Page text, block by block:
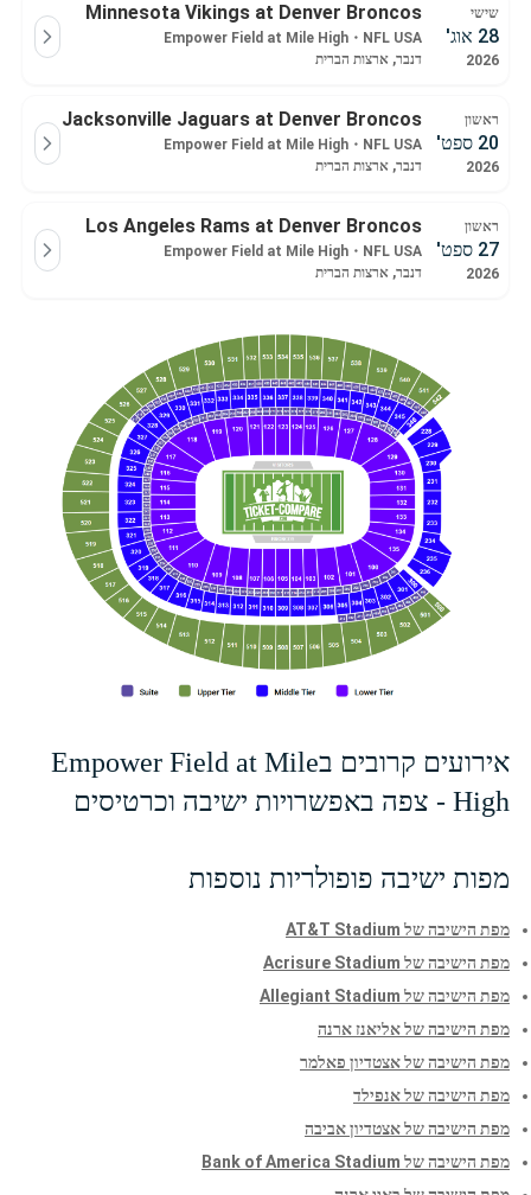
שישי
28 אוג'
2026
Minnesota Vikings at Denver Broncos
NFL USA
・
Empower Field at Mile High
דנבר, ארצות הברית
ראשון
20 ספט'
2026
Jacksonville Jaguars at Denver Broncos
NFL USA
・
Empower Field at Mile High
דנבר, ארצות הברית
ראשון
27 ספט'
2026
Los Angeles Rams at Denver Broncos
NFL USA
・
Empower Field at Mile High
דנבר, ארצות הברית
אירועים קרובים בEmpower Field at Mile
High - צפה באפשרויות ישיבה וכרטיסים
מפות ישיבה פופולריות נוספות
מפת הישיבה של AT&T Stadium
מפת הישיבה של Acrisure Stadium
מפת הישיבה של Allegiant Stadium
מפת הישיבה של אליאנז ארנה
מפת הישיבה של אצטדיון פאלמר
מפת הישיבה של אנפילד
מפת הישיבה של אצטדיון אביבה
מפת הישיבה של Bank of America Stadium